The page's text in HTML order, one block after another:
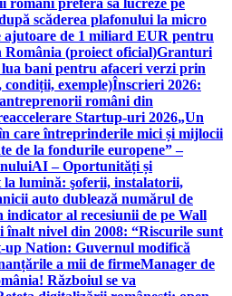
preferă să lucreze pe
scăderea plafonului la micro
ajutoare de 1 miliard EUR pentru
România (proiect oficial)Granturi
bani pentru afaceri verzi prin
exemple)Înscrieri 2026:
români din
Startup-uri 2026„Un
care întreprinderile mici și mijlocii
de la fondurile europene” –
AI – Oportunități și
la lumină: şoferii, instalatorii,
auto dublează numărul de
indicator al recesiunii de pe Wall
înalt nivel din 2008: “Riscurile sunt
up Nation: Guvernul modifică
a mii de firmeManager de
Războiul se va